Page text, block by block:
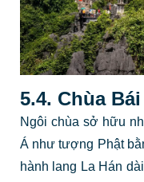
5.4. Chùa
Ngôi chùa sở hữu
Á như tượng Phật
hành lang La Hán